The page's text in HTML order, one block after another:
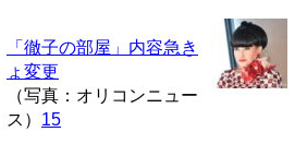
「徹子の部屋」内容急き
ょ変更
（写真：オリコンニュー
ス） 15